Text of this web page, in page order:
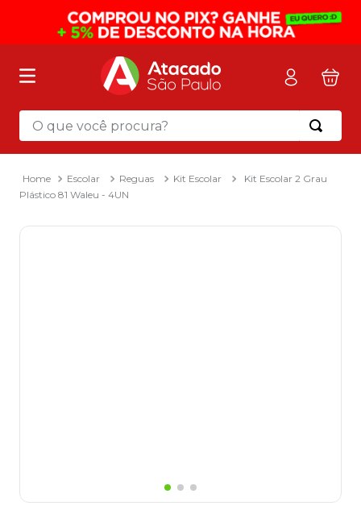
O que você procura?
Escolar Reguas Kit Escolar
Kit Escolar 2 Grau
Plástico 81 Waleu - 4UN
Termos mais buscados
mochila
2º sacola
3º papel toalha